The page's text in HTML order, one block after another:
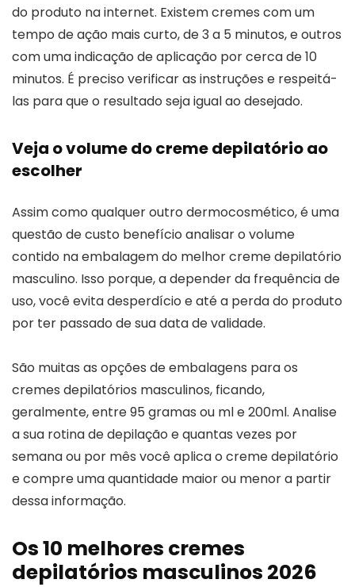
do produto na internet. Existem cremes com um
tempo de ação mais curto, de 3 a 5 minutos, e outros
com uma indicação de aplicação por cerca de 10
minutos. É preciso verificar as instruções e respeitá-
las para que o resultado seja igual ao desejado.
Veja o volume do creme depilatório ao
escolher
Assim como qualquer outro dermocosmético, é uma
questão de custo benefício analisar o volume
contido na embalagem do melhor creme depilatório
masculino. Isso porque, a depender da frequência de
uso, você evita desperdício e até a perda do produto
por ter passado de sua data de validade.
São muitas as opções de embalagens para os
cremes depilatórios masculinos, ficando,
geralmente, entre 95 gramas ou ml e 200ml. Analise
a sua rotina de depilação e quantas vezes por
semana ou por mês você aplica o creme depilatório
e compre uma quantidade maior ou menor a partir
dessa informação.
Os 10 melhores cremes
depilatórios masculinos 2026